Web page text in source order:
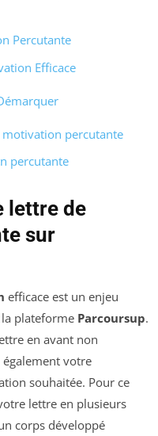
Percutante
Efficace
percutante
percutante
lettre de
sur
efficace est un enjeu
plateforme Parcoursup.
en avant non
votre
souhaitée. Pour ce
lettre en plusieurs
corps développé